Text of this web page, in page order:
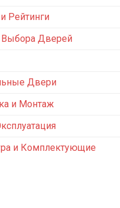
Рейтинги
Дверей
Двери
и Монтаж
и Комплектующие